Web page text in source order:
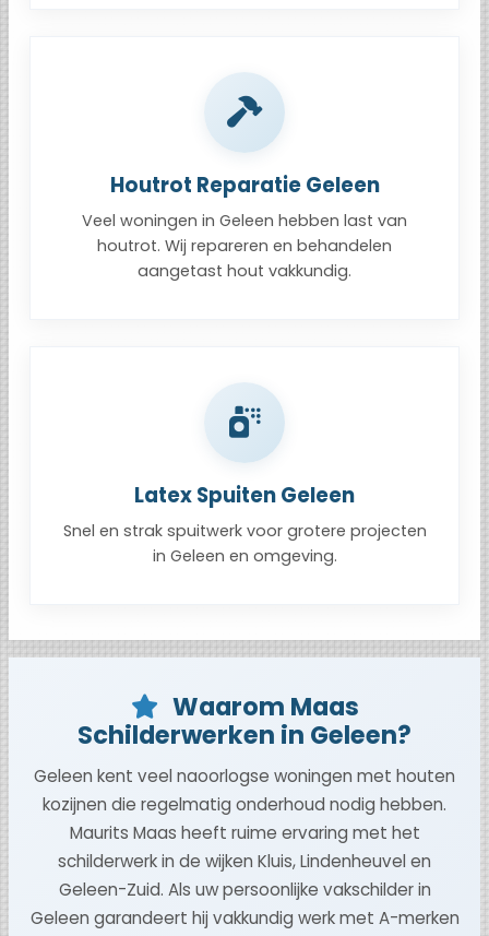
Houtrot Reparatie Geleen
Veel woningen in Geleen hebben last van
houtrot. Wij repareren en behandelen
aangetast hout vakkundig.
Latex Spuiten Geleen
Snel en strak spuitwerk voor grotere projecten
in Geleen en omgeving.
Waarom Maas
Schilderwerken in Geleen?
Geleen kent veel naoorlogse woningen met houten
kozijnen die regelmatig onderhoud nodig hebben.
Maurits Maas heeft ruime ervaring met het
schilderwerk in de wijken Kluis, Lindenheuvel en
Geleen-Zuid. Als uw persoonlijke vakschilder in
Geleen garandeert hij vakkundig werk met A-merken